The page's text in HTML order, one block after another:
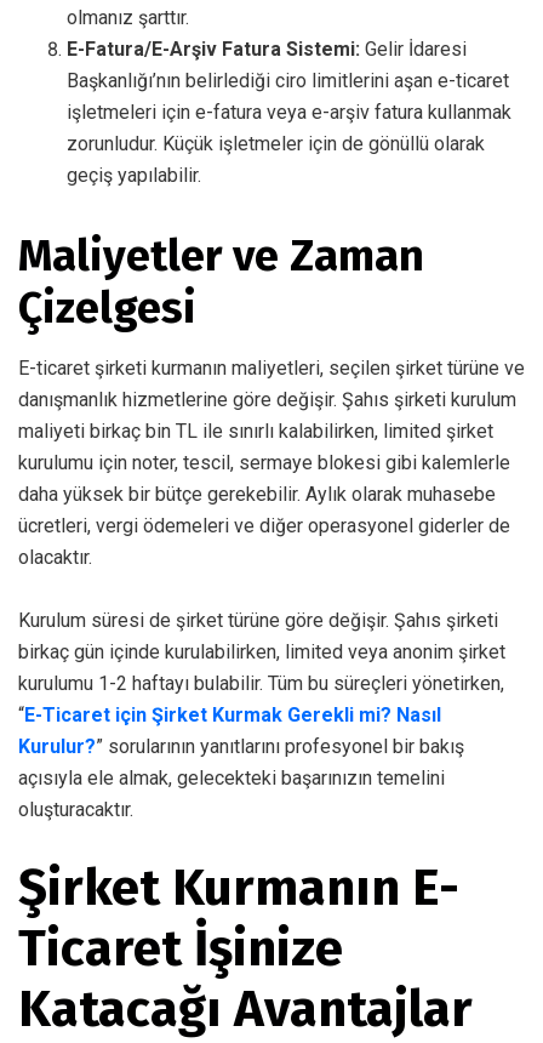
olmanız şarttır.
E-Fatura/E-Arşiv Fatura Sistemi: Gelir İdaresi
Başkanlığı’nın belirlediği ciro limitlerini aşan e-ticaret
işletmeleri için e-fatura veya e-arşiv fatura kullanmak
zorunludur. Küçük işletmeler için de gönüllü olarak
geçiş yapılabilir.
Maliyetler ve Zaman
Çizelgesi
E-ticaret şirketi kurmanın maliyetleri, seçilen şirket türüne ve
danışmanlık hizmetlerine göre değişir. Şahıs şirketi kurulum
maliyeti birkaç bin TL ile sınırlı kalabilirken, limited şirket
kurulumu için noter, tescil, sermaye blokesi gibi kalemlerle
daha yüksek bir bütçe gerekebilir. Aylık olarak muhasebe
ücretleri, vergi ödemeleri ve diğer operasyonel giderler de
olacaktır.
Kurulum süresi de şirket türüne göre değişir. Şahıs şirketi
birkaç gün içinde kurulabilirken, limited veya anonim şirket
kurulumu 1-2 haftayı bulabilir. Tüm bu süreçleri yönetirken,
“E-Ticaret için Şirket Kurmak Gerekli mi? Nasıl
Kurulur?” sorularının yanıtlarını profesyonel bir bakış
açısıyla ele almak, gelecekteki başarınızın temelini
oluşturacaktır.
Şirket Kurmanın E-
Ticaret İşinize
Katacağı Avantajlar